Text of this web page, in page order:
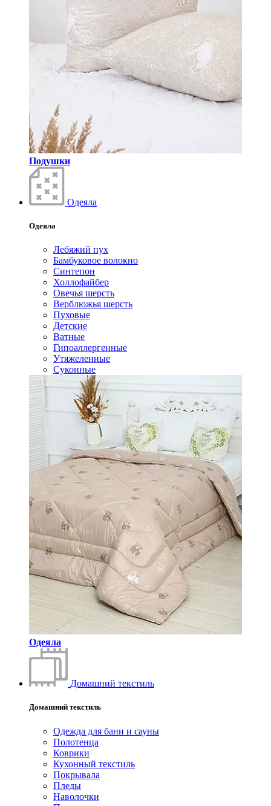
Подушки
Одеяла
Одеяла
Лебяжий пух
Бамбуковое волокно
Синтепон
Холлофайбер
Овечья шерсть
Верблюжья шерсть
Пуховые
Детские
Ватные
Гипоаллергенные
Утяжеленные
Суконные
Одеяла
Домашний текстиль
Домашний текстиль
Одежда для бани и сауны
Полотенца
Коврики
Кухонный текстиль
Покрывала
Пледы
Наволочки